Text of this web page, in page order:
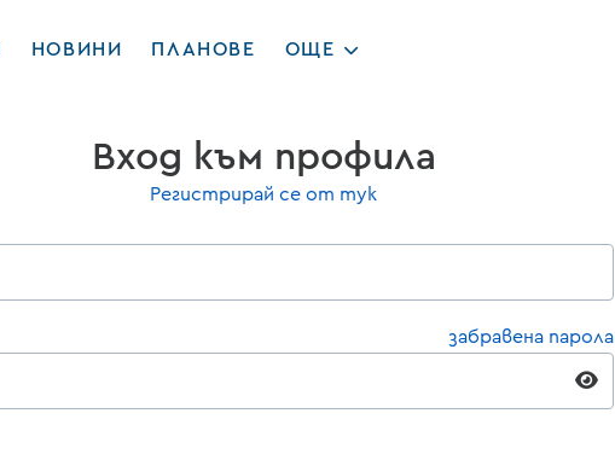
НОВИНИ ПЛАНОВЕ ОЩЕ
Вход към профила
Регистрирай се от тук
забравена парола